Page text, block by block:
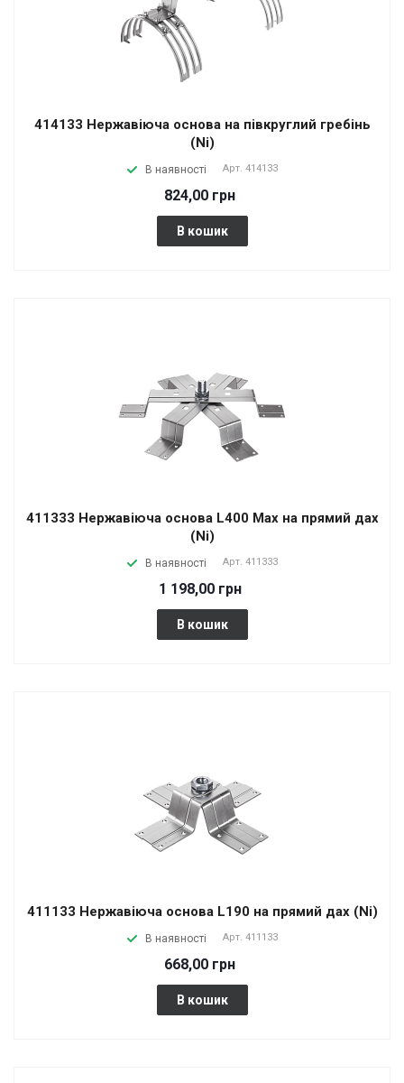
414133 Нержавіюча основа на півкруглий гребінь
(Ni)
В наявності Арт. 414133
824,00 грн
В кошик
411333 Нержавіюча основа L400 Max на прямий дах
(Ni)
В наявності Арт. 411333
1 198,00 грн
В кошик
411133 Нержавіюча основа L190 на прямий дах (Ni)
В наявності Арт. 411133
668,00 грн
В кошик